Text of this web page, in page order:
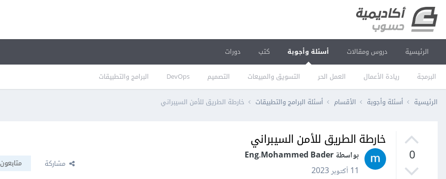
الرئيسية دروس ومقالات أسئلة وأجوبة
البرمجة ريادة الأعمال العمل الحر التسويق والمبيعات التصميم DevOps البرامج والتطبيقات
كتب دورات
الرئيسية أسئلة وأجوبة الأقسام أسئلة البرامج والتطبيقات خارطة الطريق للأمن السيبراني
0
خارطة الطريق للأمن السيبراني
بواسطة Eng.Mohammed Bader
11 أكتوبر 2023
مشاركة متابعون